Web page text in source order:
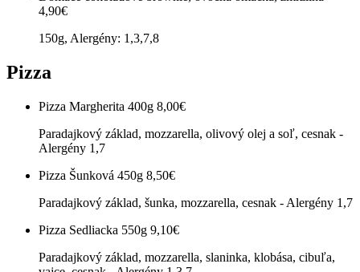
4,90€
150g, Alergény: 1,3,7,8
Pizza
Pizza Margherita 400g 8,00€
Paradajkový základ, mozzarella, olivový olej a soľ, cesnak -
Alergény 1,7
Pizza Šunková 450g 8,50€
Paradajkový základ, šunka, mozzarella, cesnak - Alergény 1,7
Pizza Sedliacka 550g 9,10€
Paradajkový základ, mozzarella, slaninka, klobása, cibuľa,